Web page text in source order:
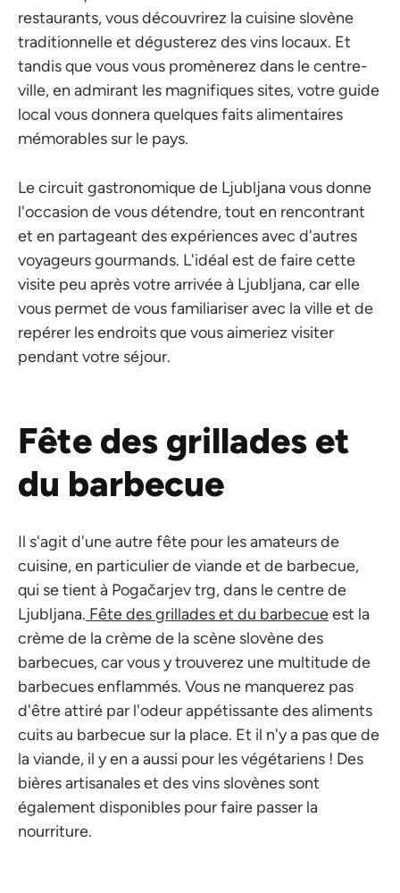
restaurants, vous découvrirez la cuisine slovène
traditionnelle et dégusterez des vins locaux. Et
tandis que vous vous promènerez dans le centre-
ville, en admirant les magnifiques sites, votre guide
local vous donnera quelques faits alimentaires
mémorables sur le pays.
Le circuit gastronomique de Ljubljana vous donne
l'occasion de vous détendre, tout en rencontrant
et en partageant des expériences avec d'autres
voyageurs gourmands. L'idéal est de faire cette
visite peu après votre arrivée à Ljubljana, car elle
vous permet de vous familiariser avec la ville et de
repérer les endroits que vous aimeriez visiter
pendant votre séjour.
Fête des grillades et
du barbecue
Il s'agit d'une autre fête pour les amateurs de
cuisine, en particulier de viande et de barbecue,
qui se tient à Pogačarjev trg, dans le centre de
Ljubljana. Fête des grillades et du barbecueest la
crème de la crème de la scène slovène des
barbecues, car vous y trouverez une multitude de
barbecues enflammés. Vous ne manquerez pas
d'être attiré par l'odeur appétissante des aliments
cuits au barbecue sur la place. Et il n'y a pas que de
la viande, il y en a aussi pour les végétariens ! Des
bières artisanales et des vins slovènes sont
également disponibles pour faire passer la
nourriture.